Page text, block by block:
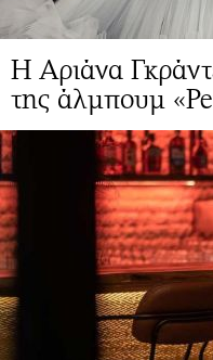
Η Αριάνα
της άλμπουμ